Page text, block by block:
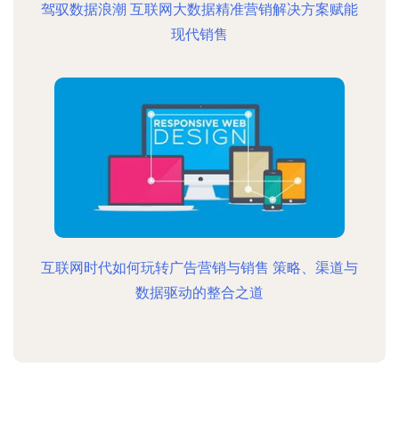
驾驭数据浪潮 互联网大数据精准营销解决方案赋能
现代销售
互联网时代如何玩转广告营销与销售 策略、渠道与
数据驱动的整合之道